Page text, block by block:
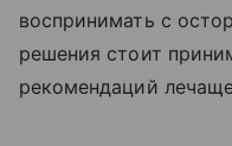
воспринимать с
решения стоит
рекомендаций